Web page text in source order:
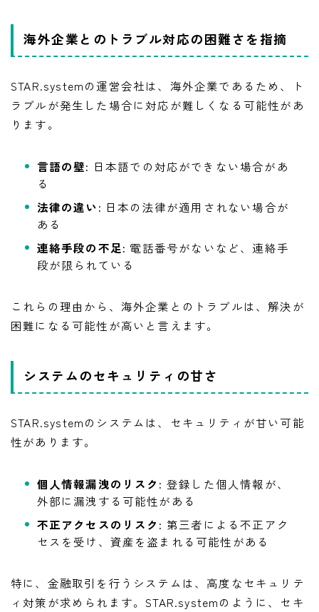
海外企業とのトラブル対応の困難さを指摘
STAR.systemの運営会社は、海外企業であるため、ト
ラブルが発生した場合に対応が難しくなる可能性があ
ります。
言語の壁: 日本語での対応ができない場合があ
る
法律の違い: 日本の法律が適用されない場合が
ある
連絡手段の不足: 電話番号がないなど、連絡手
段が限られている
これらの理由から、海外企業とのトラブルは、解決が
困難になる可能性が高いと言えます。
システムのセキュリティの甘さ
STAR.systemのシステムは、セキュリティが甘い可能
性があります。
個人情報漏洩のリスク: 登録した個人情報が、
外部に漏洩する可能性がある
不正アクセスのリスク: 第三者による不正アク
セスを受け、資産を盗まれる可能性がある
特に、金融取引を行うシステムは、高度なセキュリテ
ィ対策が求められます。STAR.systemのように、セキ